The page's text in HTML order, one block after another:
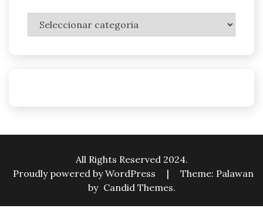
Categorias
All Rights Reserved 2024.
Proudly powered by WordPress
|
Theme: Palawan
by Candid Themes.